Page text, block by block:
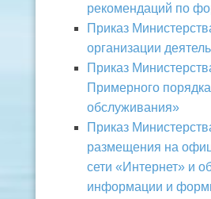
рекомендаций по
Приказ
организации
Приказ
Примерного
обслуживания»
Приказ
размещения на
сети «Интернет» и
информации и